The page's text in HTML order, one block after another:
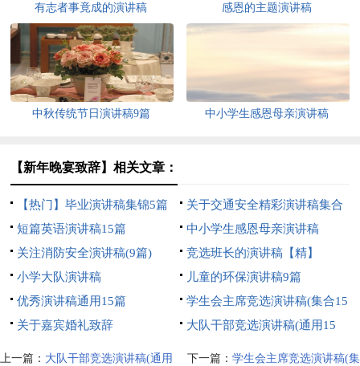
有志者事竟成的演讲稿 感恩的主题演讲稿
中秋传统节日演讲稿9篇 中小学生感恩母亲演讲稿
【新年晚宴致辞】相关文章：
【热门】毕业演讲稿集锦5篇
关于交通安全精彩演讲稿集合
7篇
短篇英语演讲稿15篇
中小学生感恩母亲演讲稿
关注消防安全演讲稿(9篇)
竞选班长的演讲稿【精】
小学大队演讲稿
儿童的环保演讲稿9篇
优秀演讲稿通用15篇
学生会主席竞选演讲稿(集合15
篇)
关于嘉宾婚礼致辞
大队干部竞选演讲稿(通用15
上一篇： 大队干部竞选演讲稿(通用 下一篇： 学生会主席竞选演讲稿(集